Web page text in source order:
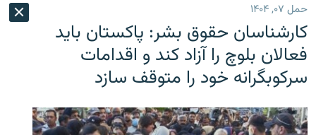
بازگشت
به
منوی
اصلی
مراجعه
صفحه
جستجو
منطقه
شرق میانه
جهان
افغانستان
جهان
جدول نشرات
مصاحبه‌ها
برنامه‌ها
ورزش
حمل ۰۷, ۱۴۰۴
کارشناسان حقوق بشر: پاکستان باید
فعالان بلوچ را آزاد کند و اقدامات
سرکوبگرانه خود را متوقف سازد